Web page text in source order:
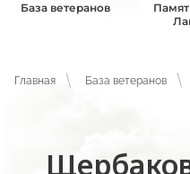
База ветеранов
Главная База ветеранов